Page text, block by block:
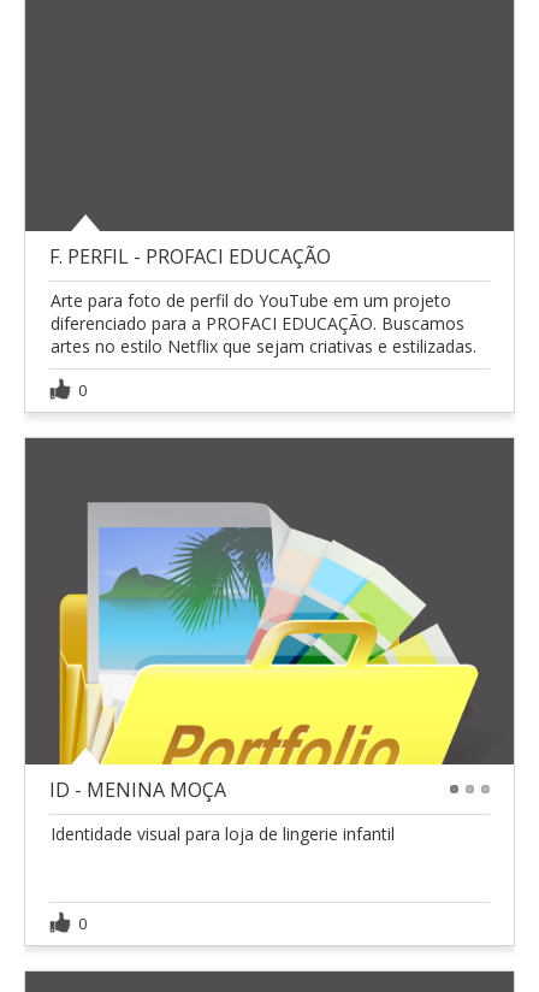
F. PERFIL - PROFACI EDUCAÇÃO
Arte para foto de perfil do YouTube em um projeto
diferenciado para a PROFACI EDUCAÇÃO. Buscamos
artes no estilo Netflix que sejam criativas e estilizadas.
0
ID - MENINA MOÇA
Identidade visual para loja de lingerie infantil
0